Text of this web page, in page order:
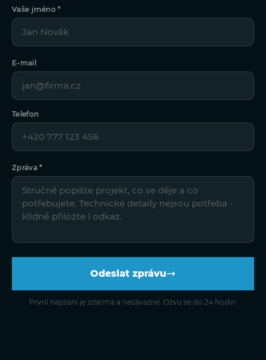
Vaše jméno *
E-mail
Telefon
Zpráva *
Odeslat zprávu
První napsání je zdarma a nezávazné. Ozvu se do 24 hodin.